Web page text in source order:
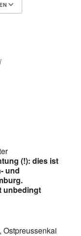
(!): dies ist
und
unbedingt
Ostpreussenkai